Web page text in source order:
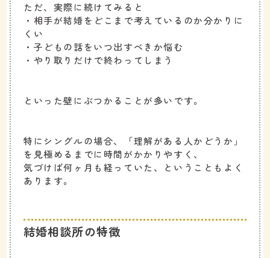
ただ、実際に続けてみると
・相手が結婚をどこまで考えているのか分かりに
くい
・子どもの話をいつ出すべきか悩む
・やり取りだけで終わってしまう
といった壁にぶつかることが多いです。
特にシングルの場合、「理解がある人かどうか」
を見極めるまでに時間がかかりやすく、
気づけば何ヶ月も経っていた、ということもよく
あります。
結婚相談所の特徴